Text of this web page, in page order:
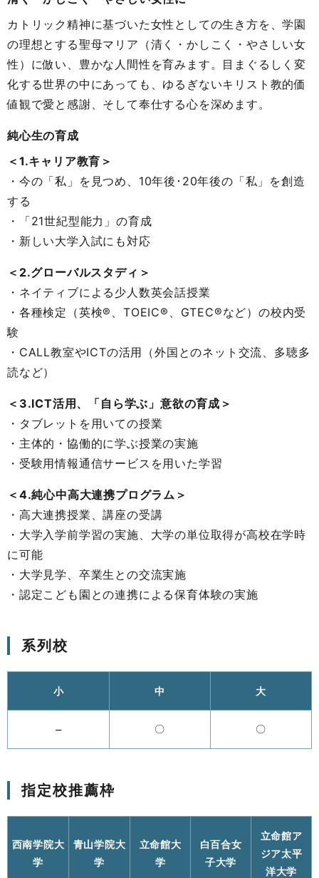
カトリック精神に基づいた女性としての生き方を、学園
の理想とする聖母マリア（清く・かしこく・やさしい女
性）に倣い、豊かな人間性を育みます。目まぐるしく変
化する世界の中にあっても、ゆるぎないキリスト教的価
値観で愛と感謝、そして奉仕する心を深めます。
純心生の育成
＜1.キャリア教育＞
・今の「私」を見つめ、10年後･20年後の「私」を創造
する
・「21世紀型能力」の育成
・新しい大学入試にも対応
＜2.グローバルスタディ＞
・ネイティブによる少人数英会話授業
・各種検定（英検®、TOEIC®、GTEC®など）の校内受
験
・CALL教室やICTの活用（外国とのネット交流、多聴多
読など）
＜3.ICT活用、「自ら学ぶ」意欲の育成＞
・タブレットを用いての授業
・主体的・協働的に学ぶ授業の実施
・受験用情報通信サービスを用いた学習
＜4.純心中高大連携プログラム＞
・高大連携授業、講座の受講
・大学入学前学習の実施、大学の単位取得が高校在学時
に可能
・大学見学、卒業生との交流実施
・認定こども園との連携による保育体験の実施
系列校
小 中 大
– 〇 〇
指定校推薦枠
西南学院大
学
青山学院大
学
立命館大
学
白百合女
子大学
立命館ア
ジア太平
洋大学